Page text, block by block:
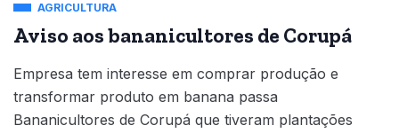
AGRICULTURA
Aviso aos bananicultores de Corupá
Empresa tem interesse em comprar produção e
transformar produto em banana passa
Bananicultores de Corupá que tiveram plantações